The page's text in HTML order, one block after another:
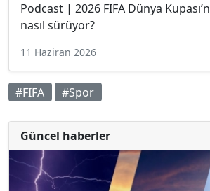
Podcast | 2026 FIFA Dünya
nasıl sürüyor?
11 Haziran 2026
#FIFA #Spor
Güncel haberler